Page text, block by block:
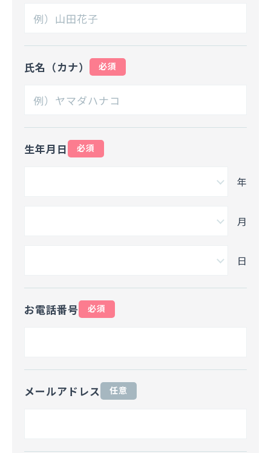
氏名（カナ） 必須
生年月日 必須
年
月
日
お電話番号 必須
メールアドレス 任意